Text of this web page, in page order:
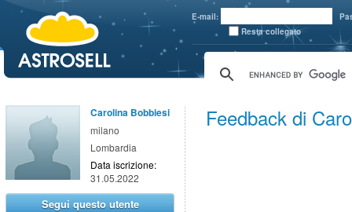
E-mail:
Resta collegato
Carolina Bobbiesi
milano
Lombardia
Data iscrizione:
31.05.2022
Segui questo utente
Feedback di